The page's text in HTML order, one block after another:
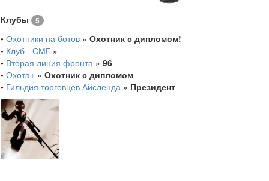
Клубы 5
• Охотники на ботов » Охотник с дипломом!
• Клуб - СМГ »
• Вторая линия фронта » 96
• Охота+ » Охотник с дипломом
• Гильдия торговцев Айсленда » Президент